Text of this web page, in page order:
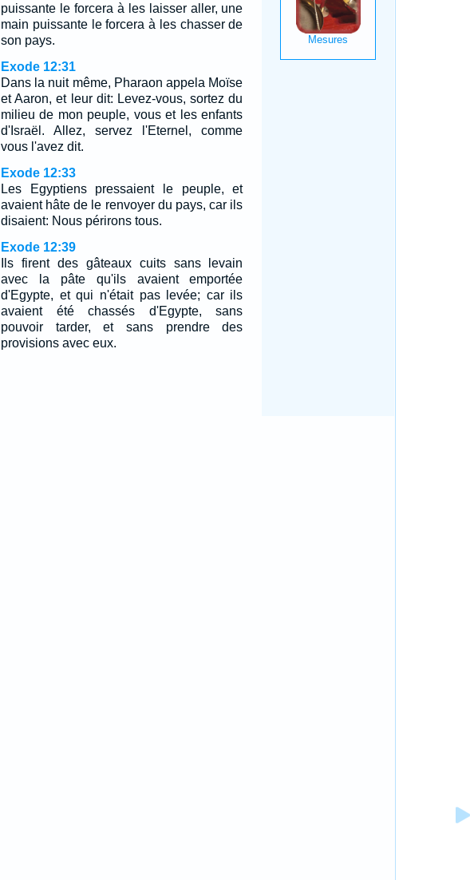
puissante le forcera à les laisser aller, une
main puissante le forcera à les chasser de
son pays.
Exode 12:31
Dans la nuit même, Pharaon appela Moïse
et Aaron, et leur dit: Levez-vous, sortez du
milieu de mon peuple, vous et les enfants
d'Israël. Allez, servez l'Eternel, comme
vous l'avez dit.
Exode 12:33
Les Egyptiens pressaient le peuple, et
avaient hâte de le renvoyer du pays, car ils
disaient: Nous périrons tous.
Exode 12:39
Ils firent des gâteaux cuits sans levain
avec la pâte qu'ils avaient emportée
d'Egypte, et qui n'était pas levée; car ils
avaient été chassés d'Egypte, sans
pouvoir tarder, et sans prendre des
provisions avec eux.